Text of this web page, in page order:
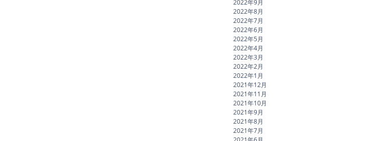
2022年9月
2022年8月
2022年7月
2022年6月
2022年5月
2022年4月
2022年3月
2022年2月
2022年1月
2021年12月
2021年11月
2021年10月
2021年9月
2021年8月
2021年7月